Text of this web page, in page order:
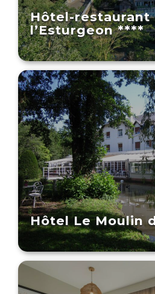
Hôtel-restaurant
l’Esturgeon ****
Hôtel Le Moulin